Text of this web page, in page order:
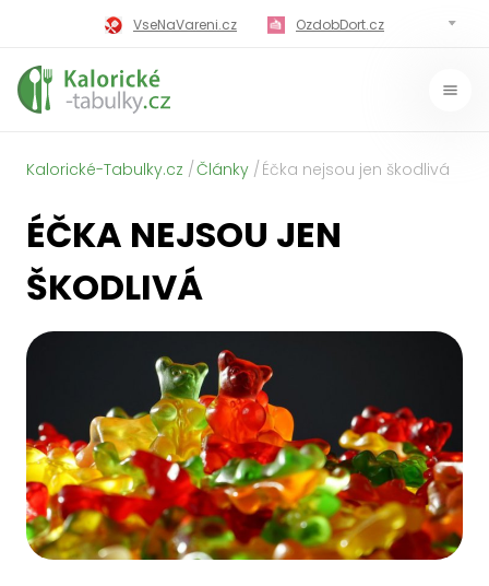
VseNaVareni.cz OzdobDort.cz
MilujiVareni.cz
MilujiCokoladu.cz MilujiVanoce.cz
MilujiZavarovani.cz MilujiVelikonoce.cz
MilujiZmrzlinu.cz
Kalorické-Tabulky.cz Články Éčka nejsou jen škodlivá
ÉČKA NEJSOU JEN
ŠKODLIVÁ